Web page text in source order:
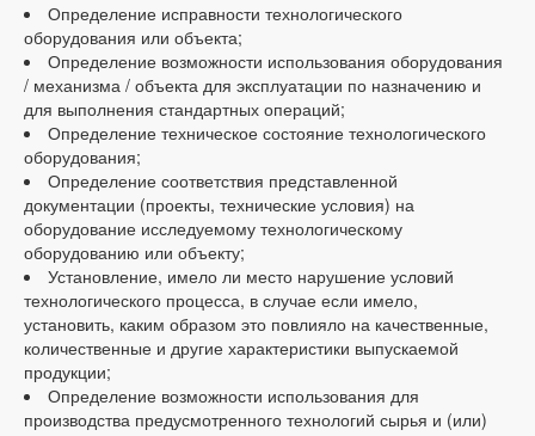
Определение исправности технологического
оборудования или объекта;
Определение возможности использования оборудования
/ механизма / объекта для эксплуатации по назначению и
для выполнения стандартных операций;
Определение техническое состояние технологического
оборудования;
Определение соответствия представленной
документации (проекты, технические условия) на
оборудование исследуемому технологическому
оборудованию или объекту;
Установление, имело ли место нарушение условий
технологического процесса, в случае если имело,
установить, каким образом это повлияло на качественные,
количественные и другие характеристики выпускаемой
продукции;
Определение возможности использования для
производства предусмотренного технологий сырья и (или)